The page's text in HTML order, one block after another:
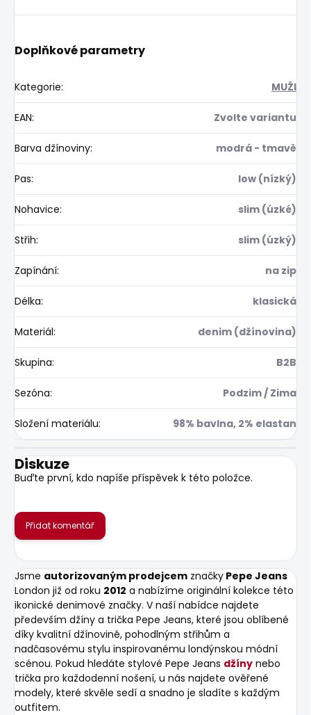
Doplňkové parametry
Kategorie: MUŽI
EAN: Zvolte variantu
Barva džínoviny: modrá - tmavě
Pas: low (nízký)
Nohavice: slim (úzké)
Střih: slim (úzký)
Zapínání: na zip
Délka: klasická
Materiál: denim (džínovina)
Skupina: B2B
Sezóna: Podzim / Zima
Složení materiálu: 98% bavlna, 2% elastan
Diskuze
Buďte první, kdo napíše příspěvek k této položce.
Přidat komentář
Jsme autorizovaným prodejcem značky Pepe Jeans
London již od roku 2012 a nabízíme originální kolekce této
ikonické denimové značky. V naší nabídce najdete
především džíny a trička Pepe Jeans, které jsou oblíbené
díky kvalitní džínovině, pohodlným střihům a
nadčasovému stylu inspirovanému londýnskou módní
scénou. Pokud hledáte stylové Pepe Jeans džíny nebo
trička pro každodenní nošení, u nás najdete ověřené
modely, které skvěle sedí a snadno je sladíte s každým
outfitem.